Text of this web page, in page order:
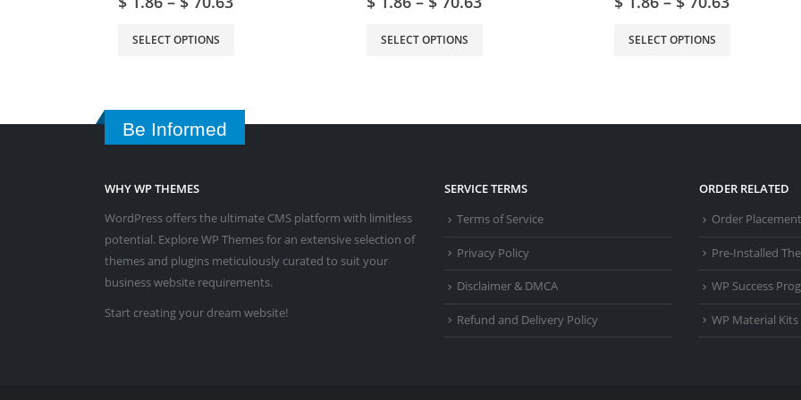
SELECT OPTIONS SELECT OPTIONS SELECT OPTIONS
Be Informed
WHY WP THEMES
WordPress offers the ultimate CMS platform with limitless
potential. Explore WP Themes for an extensive selection of
themes and plugins meticulously curated to suit your
business website requirements.
Start creating your dream website!
SERVICE TERMS
Terms of Service
Privacy Policy
Disclaimer & DMCA
Refund and Delivery Policy
ORDER RELATED
Order Placement
Pre-Installed
WP Success
WP Material Kits